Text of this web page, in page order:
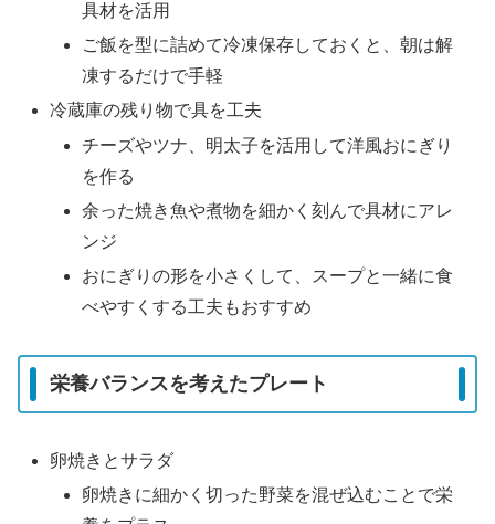
具材を活用
ご飯を型に詰めて冷凍保存しておくと、朝は解
凍するだけで手軽
冷蔵庫の残り物で具を工夫
チーズやツナ、明太子を活用して洋風おにぎり
を作る
余った焼き魚や煮物を細かく刻んで具材にアレ
ンジ
おにぎりの形を小さくして、スープと一緒に食
べやすくする工夫もおすすめ
栄養バランスを考えたプレート
卵焼きとサラダ
卵焼きに細かく切った野菜を混ぜ込むことで栄